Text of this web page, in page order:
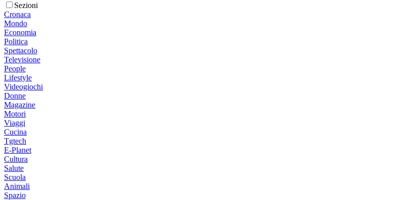
Sezioni
Cronaca
Mondo
Economia
Politica
Spettacolo
Televisione
People
Lifestyle
Videogiochi
Donne
Magazine
Motori
Viaggi
Cucina
Tgtech
E-Planet
Cultura
Salute
Scuola
Animali
Spazio